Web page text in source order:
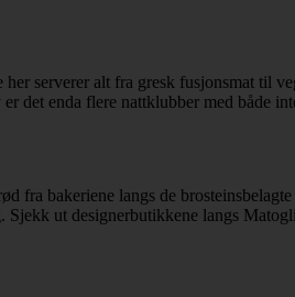
serverer alt fra gresk fusjonsmat til
det enda flere nattklubber med både
bakeriene langs de
ut designerbutikkene langs